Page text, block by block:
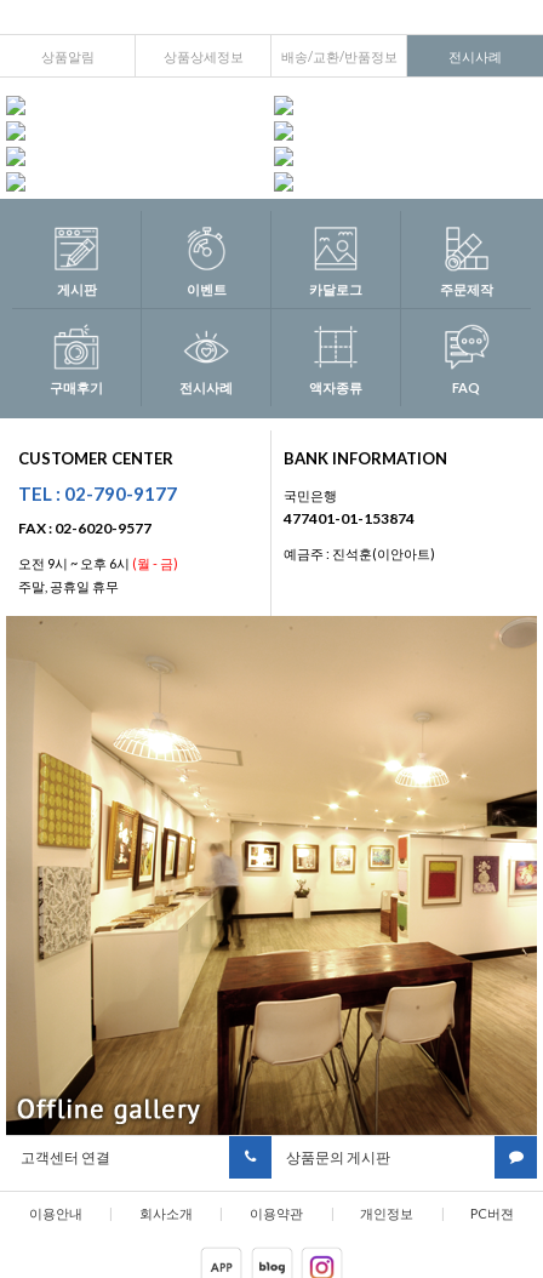
상품알림 상품상세정보 배송/교환/반품정보 전시사례
게시판 이벤트 카달로그 주문제작
구매후기 전시사례 액자종류 FAQ
CUSTOMER CENTER
TEL : 02-790-9177
FAX : 02-6020-9577
오전 9시 ~ 오후 6시 (월 - 금)
주말, 공휴일 휴무
BANK INFORMATION
국민은행
477401-01-153874
예금주 : 진석훈(이안아트)
고객센터 연결 상품문의 게시판
이용안내 회사소개 이용약관 개인정보 PC버젼